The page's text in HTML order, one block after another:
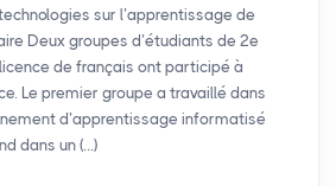
sur l’apprentissage de
Deux groupes d’étudiants de 2e
de français ont participé à
Le premier groupe a travaillé dans
d’apprentissage informatisé
dans un (…)